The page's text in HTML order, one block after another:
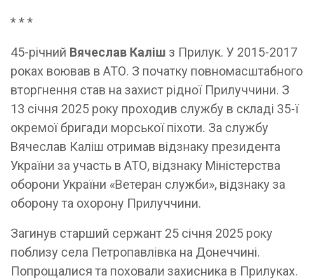
* * *
45-річний Вячеслав Каліш з Прилук. У 2015-2017
роках воював в АТО. З початку повномасштабного
вторгнення став на захист рідної Прилуччини. З
13 січня 2025 року проходив службу в складі 35-ї
окремої бригади морської піхоти. За службу
Вячеслав Каліш отримав відзнаку президента
України за участь в АТО, відзнаку Міністерства
оборони України «Ветеран служби», відзнаку за
оборону та охорону Прилуччини.
Загинув старший сержант 25 січня 2025 року
поблизу села Петропавлівка на Донеччині.
Попрощалися та поховали захисника в Прилуках.